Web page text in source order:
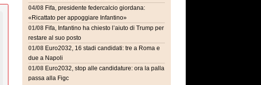
04/08 Fifa, presidente federcalcio giordana:
«Ricattato per appoggiare Infantino»
01/08 Fifa, Infantino ha chiesto l’aiuto di Trump per
restare al suo posto
01/08 Euro2032, 16 stadi candidati: tre a Roma e
due a Napoli
01/08 Euro2032, stop alle candidature: ora la palla
passa alla Figc